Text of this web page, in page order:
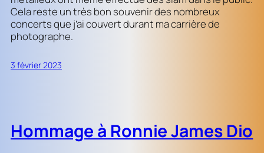
Cela reste un très bon souvenir des nombreux
concerts que j’ai couvert durant ma carrière de
photographe.
3 février 2023
Hommage à Ronnie James Dio